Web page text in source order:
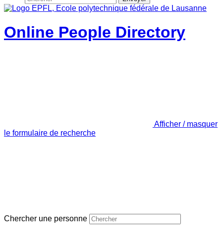
Online People Directory
Afficher / masquer
le formulaire de recherche
Chercher une personne